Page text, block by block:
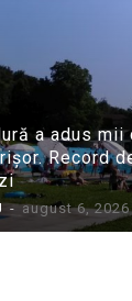
a adus
Record
- august 6, 2026